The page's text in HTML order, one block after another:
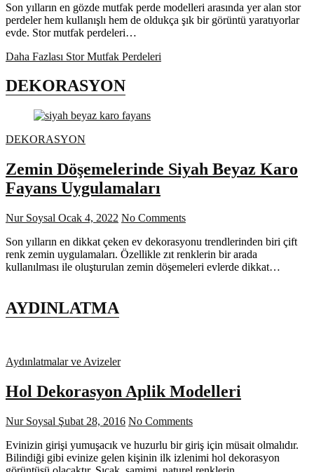
Son yılların en gözde mutfak perde modelleri arasında yer alan stor
perdeler hem kullanışlı hem de oldukça şık bir görüntü yaratıyorlar
evde. Stor mutfak perdeleri…
Daha Fazlası Stor Mutfak Perdeleri
DEKORASYON
DEKORASYON
Zemin Döşemelerinde Siyah Beyaz Karo
Fayans Uygulamaları
Nur Soysal Ocak 4, 2022 No Comments
Son yılların en dikkat çeken ev dekorasyonu trendlerinden biri çift
renk zemin uygulamaları. Özellikle zıt renklerin bir arada
kullanılması ile oluşturulan zemin döşemeleri evlerde dikkat…
AYDINLATMA
Aydınlatmalar ve Avizeler
Hol Dekorasyon Aplik Modelleri
Nur Soysal Şubat 28, 2016 No Comments
Evinizin girişi yumuşacık ve huzurlu bir giriş için müsait olmalıdır.
Bilindiği gibi evinize gelen kişinin ilk izlenimi hol dekorasyon